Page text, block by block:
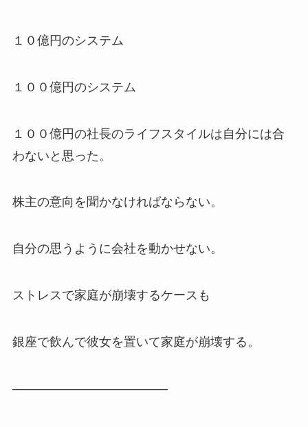
１０億円のシステム
１００億円のシステム
１００億円の社長のライフスタイルは自分には合
わないと思った。
株主の意向を聞かなければならない。
自分の思うように会社を動かせない。
ストレスで家庭が崩壊するケースも
銀座で飲んで彼女を置いて家庭が崩壊する。
————————————–